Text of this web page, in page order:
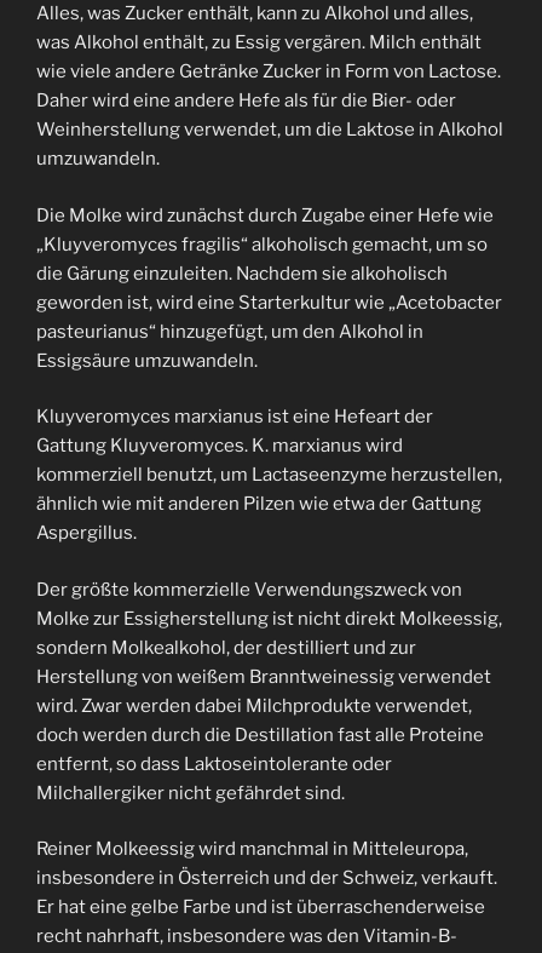
Alles, was Zucker enthält, kann zu Alkohol und alles,
was Alkohol enthält, zu Essig vergären. Milch enthält
wie viele andere Getränke Zucker in Form von Lactose.
Daher wird eine andere Hefe als für die Bier- oder
Weinherstellung verwendet, um die Laktose in Alkohol
umzuwandeln.
Die Molke wird zunächst durch Zugabe einer Hefe wie
„Kluyveromyces fragilis“ alkoholisch gemacht, um so
die Gärung einzuleiten. Nachdem sie alkoholisch
geworden ist, wird eine Starterkultur wie „Acetobacter
pasteurianus“ hinzugefügt, um den Alkohol in
Essigsäure umzuwandeln.
Kluyveromyces marxianus ist eine Hefeart der
Gattung Kluyveromyces. K. marxianus wird
kommerziell benutzt, um Lactaseenzyme herzustellen,
ähnlich wie mit anderen Pilzen wie etwa der Gattung
Aspergillus.
Der größte kommerzielle Verwendungszweck von
Molke zur Essigherstellung ist nicht direkt Molkeessig,
sondern Molkealkohol, der destilliert und zur
Herstellung von weißem Branntweinessig verwendet
wird. Zwar werden dabei Milchprodukte verwendet,
doch werden durch die Destillation fast alle Proteine
entfernt, so dass Laktoseintolerante oder
Milchallergiker nicht gefährdet sind.
Reiner Molkeessig wird manchmal in Mitteleuropa,
insbesondere in Österreich und der Schweiz, verkauft.
Er hat eine gelbe Farbe und ist überraschenderweise
recht nahrhaft, insbesondere was den Vitamin-B-